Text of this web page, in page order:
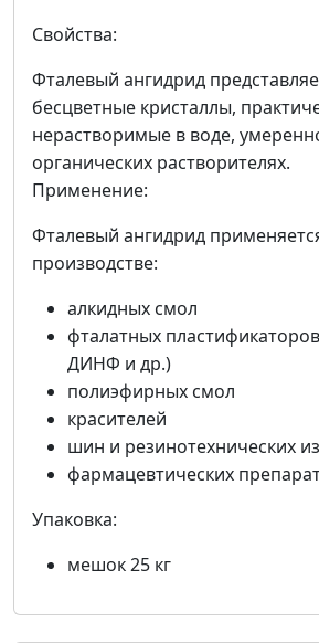
Свойства:
Фталевый ангидрид
бесцветные кристаллы,
нерастворимые в воде,
органических растворителях.
Применение:
Фталевый ангидрид
производстве:
алкидных смол
фталатных
ДИНФ и др.)
полиэфирных смол
красителей
шин и резинотехнических
фармацевтических
Упаковка:
мешок 25 кг